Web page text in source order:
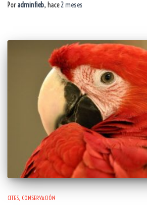
Poradminfieb, hace2 meses
CITES CONSERVACIÓN